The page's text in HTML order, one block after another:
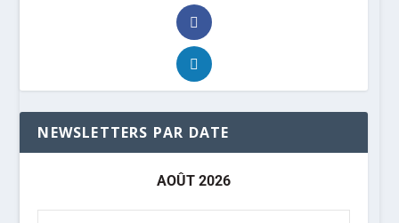
NEWSLETTERS PAR DATE
AOÛT 2026